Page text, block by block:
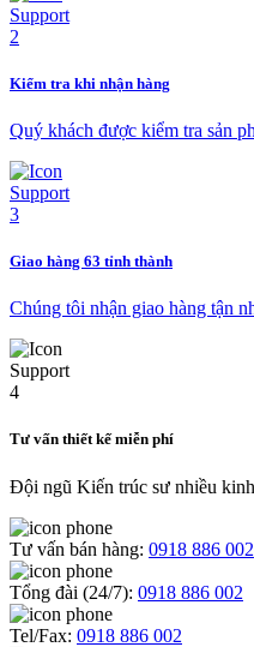
Kiểm tra khi nhận hàng
Quý khách được kiểm tra sản
Giao hàng 63 tỉnh thành
Chúng tôi nhận giao hàng tận
Tư vấn thiết kế miễn phí
Đội ngũ Kiến trúc sư nhiều
Tư vấn bán hàng: 0918 886 002
Tổng đài (24/7): 0918 886 002
Tel/Fax: 0918 886 002